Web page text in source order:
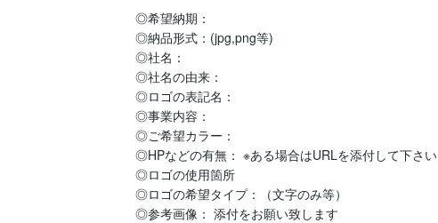
◎希望納期：
◎納品形式：(jpg,png等)
◎社名：
◎社名の由来：
◎ロゴの表記名：
◎事業内容：
◎ご希望カラー：
◎HPなどの有無： ※ある場合はURLを添付して下さい
◎ロゴの使用箇所
◎ロゴの希望タイプ：（文字のみ等）
◎参考画像： 添付をお願い致します